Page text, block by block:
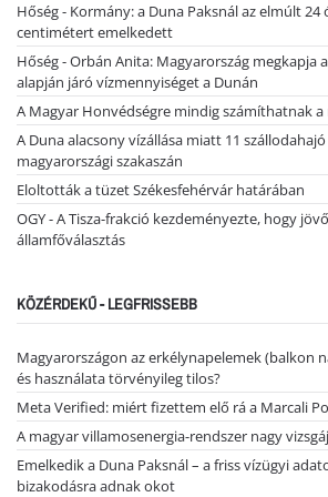
Hőség - Kormány: a Duna Paksnál az elmúlt 24
centimétert emelkedett
Hőség - Orbán Anita: Magyarország megkapja
alapján járó vízmennyiséget a Dunán
A Magyar Honvédségre mindig számíthatnak
A Duna alacsony vízállása miatt 11
magyarországi szakaszán
Eloltották a tüzet Székesfehérvár határában
OGY - A Tisza-frakció kezdeményezte, hogy
államfőválasztás
KÖZÉRDEKŰ - LEGFRISSEBB
Magyarországon az erkélynapelemek (balkon
és használata törvényileg tilos?
Meta Verified: miért fizettem elő rá a Marcali
A magyar villamosenergia-rendszer nagy
Emelkedik a Duna Paksnál – a friss vízügyi
bizakodásra adnak okot